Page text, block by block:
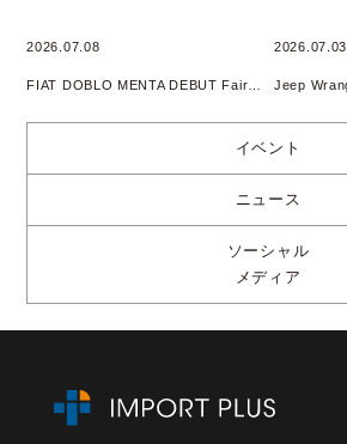
2026.07.08 2026.07.03
イベント
ニュース
ソーシャル
メディア